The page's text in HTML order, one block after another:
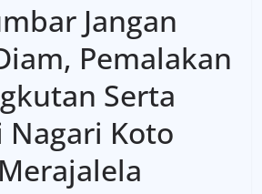
Jangan
Pemalakan
Serta
Nagari Koto